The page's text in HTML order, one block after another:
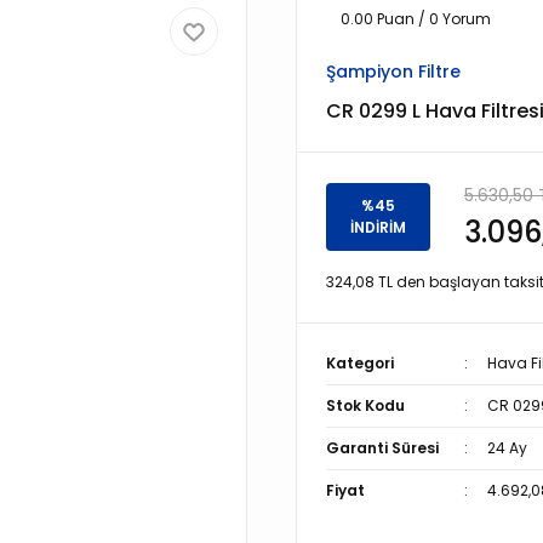
0.00 Puan / 0 Yorum
Şampiyon Filtre
CR 0299 L Hava Filtresi
%45
İNDİRİM
5.630,50
324,08 TL den başlayan
Kategori Hava
Stok Kodu CR
Garanti Süresi 24 Ay
Fiyat